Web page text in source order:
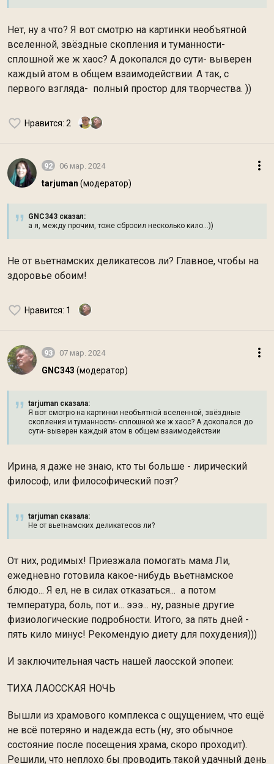
Нет, ну а что? Я вот смотрю на картинки необъятной
вселенной, звёздные скопления и туманности-
сплошной же ж хаос? А докопался до сути- выверен
каждый атом в общем взаимодействии. А так, с
первого взгляда- полный простор для творчества. ))
Нравится: 2
92 06 мар. 2024
tarjuman (модератор)
GNC343 сказал:
а я, между прочим, тоже сбросил несколько кило...))
Не от вьетнамских деликатесов ли? Главное, чтобы на
здоровье обоим!
Нравится: 1
93 07 мар. 2024
GNC343 (модератор)
tarjuman сказалa:
Я вот смотрю на картинки необъятной вселенной, звёздные
скопления и туманности- сплошной же ж хаос? А докопался до
сути- выверен каждый атом в общем взаимодействии
Ирина, я даже не знаю, кто ты больше - лирический
философ, или философический поэт?
tarjuman сказалa:
Не от вьетнамских деликатесов ли?
От них, родимых! Приезжала помогать мама Ли,
ежедневно готовила какое-нибудь вьетнамское
блюдо... Я ел, не в силах отказаться... а потом
температура, боль, пот и... эээ... ну, разные другие
физиологические подробности. Итого, за пять дней -
пять кило минус! Рекомендую диету для похудения)))
И заключительная часть нашей лаосской эпопеи:
ТИХА ЛАОССКАЯ НОЧЬ
Вышли из храмового комплекса с ощущением, что ещё
не всё потеряно и надежда есть (ну, это обычное
состояние после посещения храма, скоро проходит).
Решили, что неплохо бы проводить такой удачный день